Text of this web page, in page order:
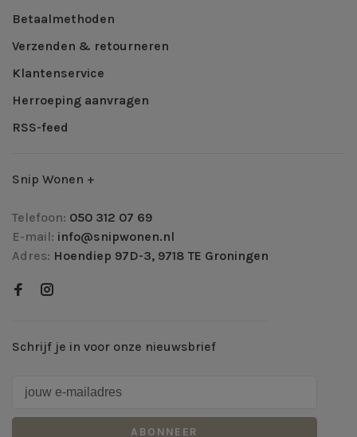
Betaalmethoden
Verzenden & retourneren
Klantenservice
Herroeping aanvragen
RSS-feed
Snip Wonen +
Telefoon: 050 312 07 69
E-mail: info@snipwonen.nl
Adres: Hoendiep 97D-3, 9718 TE Groningen
Schrijf je in voor onze nieuwsbrief
ABONNEER